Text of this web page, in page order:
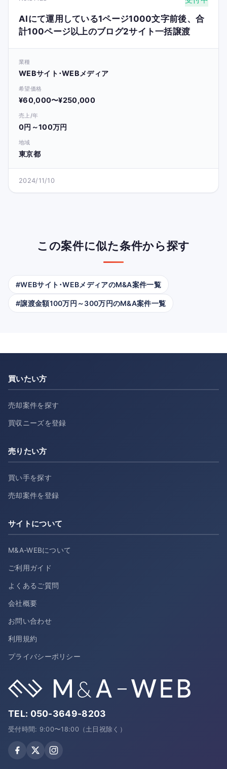
AIにて運用している1ページ1000文字前後、合
計100ページ以上のブログ2サイト一括譲渡
業種
WEBサイト･WEBメディア
希望価格
¥60,000〜¥250,000
売上/年
0円～100万円
地域
東京都
2024/11/10
この案件に似た条件から探す
#WEBサイト･WEBメディアのM&A案件一覧
#譲渡金額100万円～300万円のM&A案件一覧
買いたい方
売却案件を探す
買収ニーズを登録
売りたい方
買い手を探す
売却案件を登録
サイトについて
M&A-WEBについて
ご利用ガイド
よくあるご質問
会社概要
お問い合わせ
利用規約
プライバシーポリシー
TEL: 050-3649-8203
受付時間: 9:00〜18:00（土日祝除く）